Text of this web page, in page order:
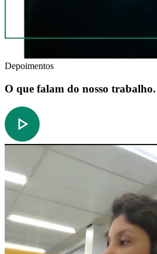
Depoimentos
O que falam do nosso trabalho.